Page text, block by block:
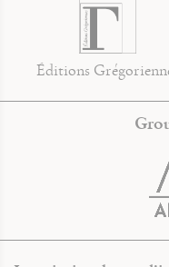
Éditions